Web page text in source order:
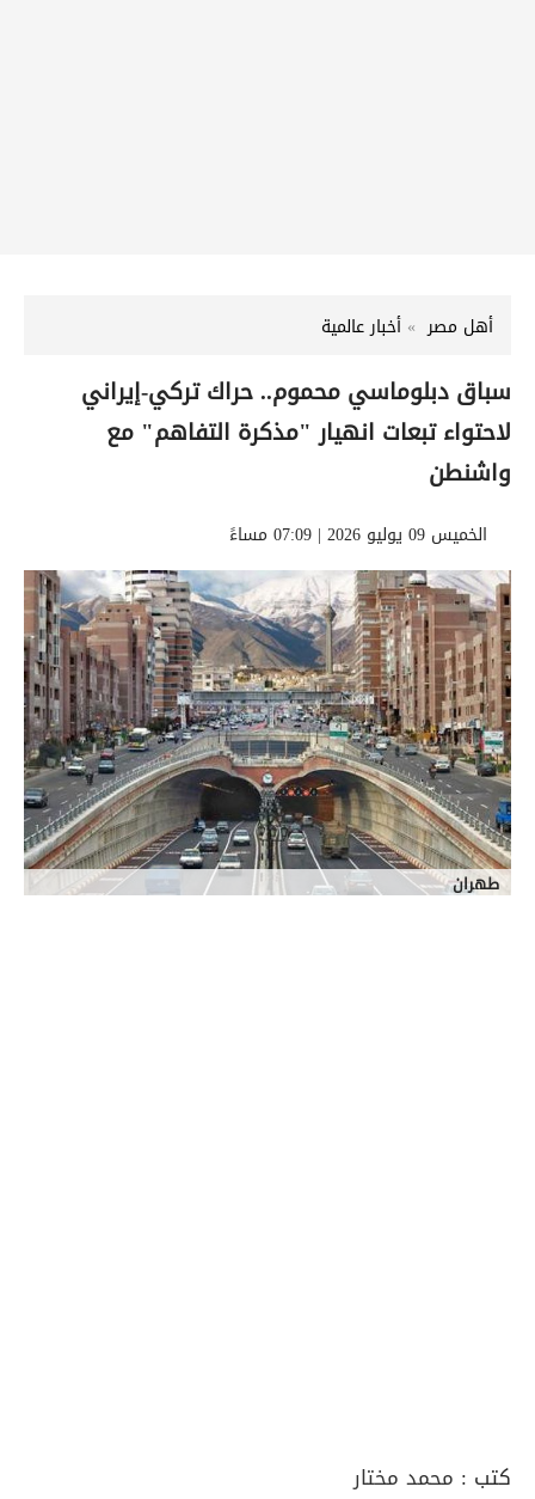
أهل مصر أخبار عالمية
سباق دبلوماسي محموم.. حراك تركي-إيراني
لاحتواء تبعات انهيار "مذكرة التفاهم" مع
واشنطن
الخميس 09 يوليو 2026 | 07:09 مساءً
طهران
كتب : محمد مختار